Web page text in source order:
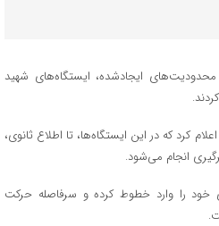
محدودیت‌های ایجادشده، ایستگاه‌های شهید
کرد که در این ایستگاه‌ها، تا اطلاع ثانوی،
انجام می‌شود.
خود را وارد خطوط کرده و سرفاصله حرکت